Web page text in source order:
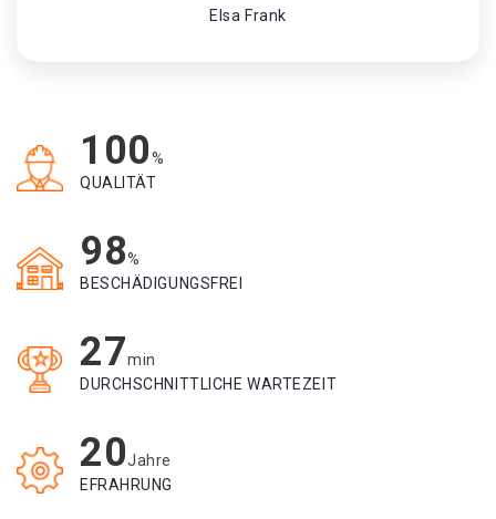
Elsa Frank
100%
QUALITÄT
98%
BESCHÄDIGUNGSFREI
27min
DURCHSCHNITTLICHE WARTEZEIT
20Jahre
EFRAHRUNG